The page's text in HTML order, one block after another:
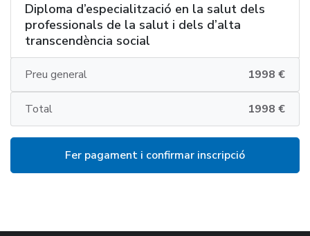
Diploma d’especialització en la salut dels
professionals de la salut i dels d’alta
transcendència social
Preu general 1998 €
Total 1998 €